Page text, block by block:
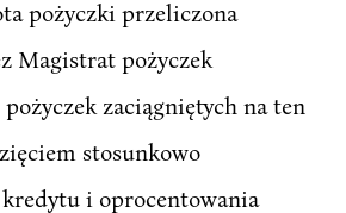
pożyczki przeliczona
Magistrat pożyczek
zaciągniętych na ten
stosunkowo
i oprocentowania